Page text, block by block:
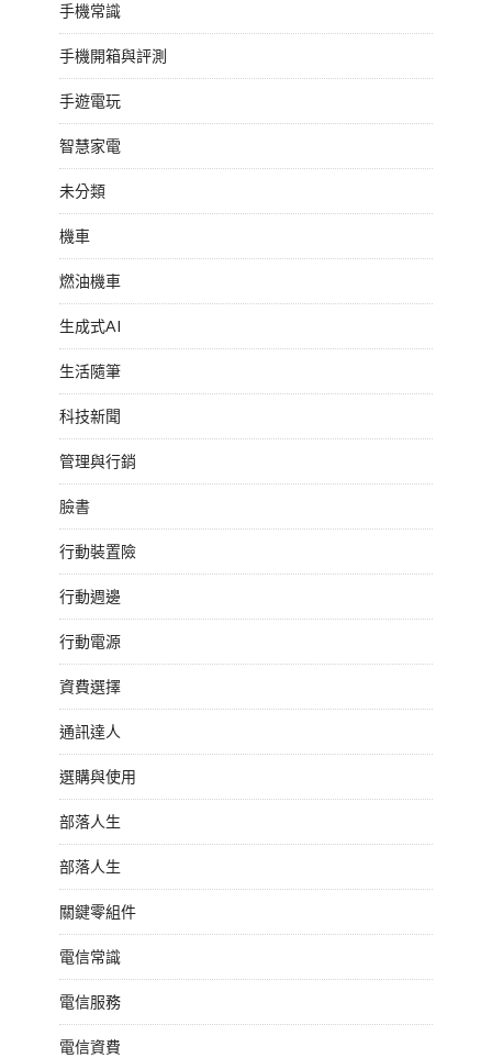
手機常識
手機開箱與評測
手遊電玩
智慧家電
未分類
機車
燃油機車
生成式AI
生活隨筆
科技新聞
管理與行銷
臉書
行動裝置險
行動週邊
行動電源
資費選擇
通訊達人
選購與使用
部落人生
部落人生
關鍵零組件
電信常識
電信服務
電信資費